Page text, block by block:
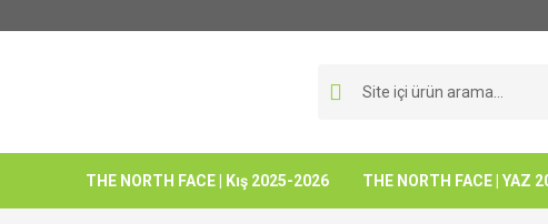
THE NORTH FACE | Kış 2025-2026 THE NORTH FACE | YAZ